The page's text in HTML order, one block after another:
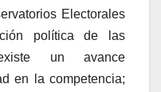
Electorales
política de las
un avance
en la competencia;